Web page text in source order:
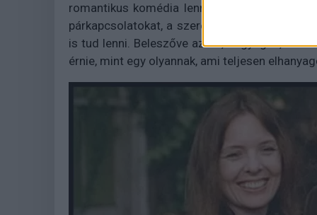
romantikus komédia lenni, hogy közben
párkapcsolatokat, a szerelmet olyan
is tud lenni. Beleszőve azt is, hogy igen,
érnie, mint egy olyannak, ami teljesen